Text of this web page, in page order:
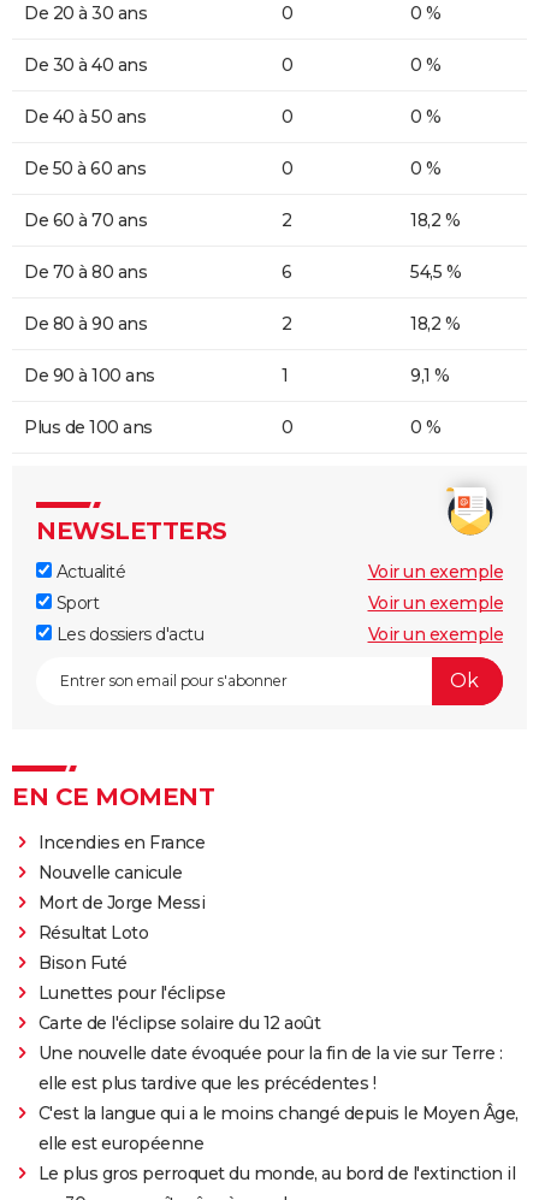
De 20 à 30 ans 0 0 %
De 30 à 40 ans 0 0 %
De 40 à 50 ans 0 0 %
De 50 à 60 ans 0 0 %
De 60 à 70 ans 2 18,2 %
De 70 à 80 ans 6 54,5 %
De 80 à 90 ans 2 18,2 %
De 90 à 100 ans 1 9,1 %
Plus de 100 ans 0 0 %
NEWSLETTERS
Actualité
Voir un exemple
Sport
Voir un exemple
Les dossiers d'actu
Voir un exemple
EN CE MOMENT
Incendies en France
Nouvelle canicule
Mort de Jorge Messi
Résultat Loto
Bison Futé
Lunettes pour l'éclipse
Carte de l'éclipse solaire du 12 août
Une nouvelle date évoquée pour la fin de la vie sur Terre :
elle est plus tardive que les précédentes !
C'est la langue qui a le moins changé depuis le Moyen Âge,
elle est européenne
Le plus gros perroquet du monde, au bord de l'extinction il